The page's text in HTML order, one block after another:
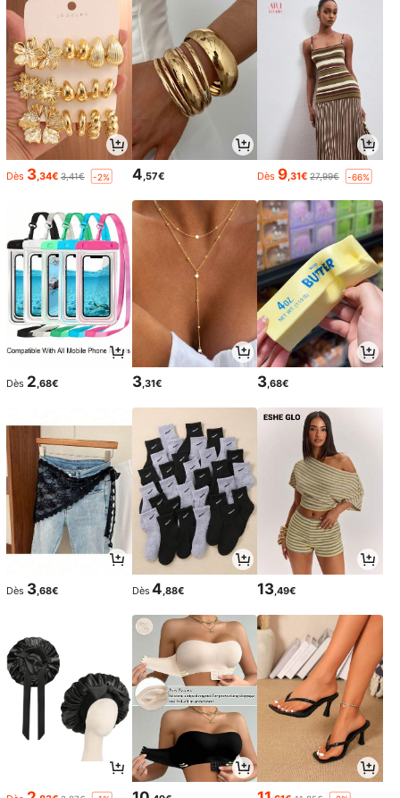
Dès 3,34€ 3,41€ -2% 4 ,57€ Dès 9,31€ 27,99€ -66%
Dès 2,68€ 3,31€ 3,68€
Dès 3,68€ Dès 4,88€ 13,49€